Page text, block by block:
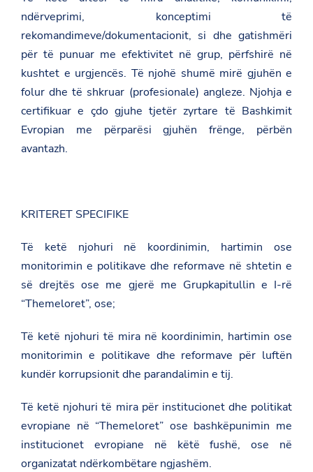
ndërveprimi, konceptimi të
rekomandimeve/dokumentacionit, si dhe gatishmëri
për të punuar me efektivitet në grup, përfshirë në
kushtet e urgjencës. Të njohë shumë mirë gjuhën e
folur dhe të shkruar (profesionale) angleze. Njohja e
certifikuar e çdo gjuhe tjetër zyrtare të Bashkimit
Evropian me përparësi gjuhën frënge, përbën
avantazh.
KRITERET SPECIFIKE
Të ketë njohuri në koordinimin, hartimin ose
monitorimin e politikave dhe reformave në shtetin e
së drejtës ose me gjerë me Grupkapitullin e I-rë
“Themeloret”, ose;
Të ketë njohuri të mira në koordinimin, hartimin ose
monitorimin e politikave dhe reformave për luftën
kundër korrupsionit dhe parandalimin e tij.
Të ketë njohuri të mira për institucionet dhe politikat
evropiane në “Themeloret” ose bashkëpunimin me
institucionet evropiane në këtë fushë, ose në
organizatat ndërkombëtare ngjashëm.